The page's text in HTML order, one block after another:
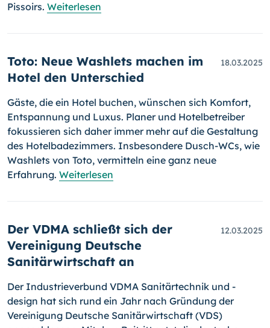
Pissoirs. Weiterlesen
Toto: Neue Washlets machen im
Hotel den Unterschied
18.03.2025
Gäste, die ein Hotel buchen, wünschen sich Komfort,
Entspannung und Luxus. Planer und Hotelbetreiber
fokussieren sich daher immer mehr auf die Gestaltung
des Hotelbadezimmers. Insbesondere Dusch-WCs, wie
Washlets von Toto, vermitteln eine ganz neue
Erfahrung. Weiterlesen
Der VDMA schließt sich der
Vereinigung Deutsche
Sanitärwirtschaft an
12.03.2025
Der Industrieverbund VDMA Sanitärtechnik und -
design hat sich rund ein Jahr nach Gründung der
Vereinigung Deutsche Sanitärwirtschaft (VDS)